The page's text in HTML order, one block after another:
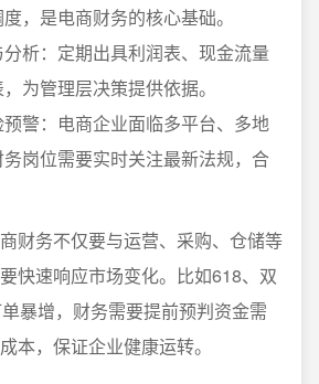
，是电商财务的核心基础。
析：定期出具利润表、现金流量
为管理层决策提供依据。
警：电商企业面临多平台、多地
岗位需要实时关注最新法规，合
财务不仅要与运营、采购、仓储等
快速响应市场变化。比如618、双
暴增，财务需要提前预判资金需
本，保证企业健康运转。